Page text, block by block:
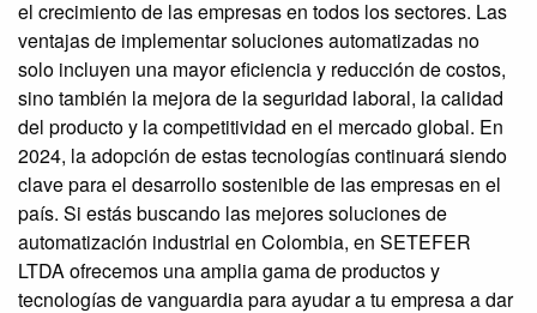
el crecimiento de las empresas en todos los sectores. Las
ventajas de implementar soluciones automatizadas no
solo incluyen una mayor eficiencia y reducción de costos,
sino también la mejora de la seguridad laboral, la calidad
del producto y la competitividad en el mercado global. En
2024, la adopción de estas tecnologías continuará siendo
clave para el desarrollo sostenible de las empresas en el
país. Si estás buscando las mejores soluciones de
automatización industrial en Colombia, en SETEFER
LTDA ofrecemos una amplia gama de productos y
tecnologías de vanguardia para ayudar a tu empresa a dar